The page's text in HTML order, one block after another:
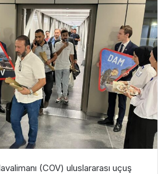
(COV) uluslararası uçuş